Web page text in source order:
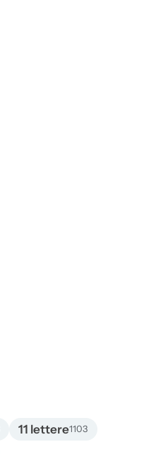
11 lettere1103